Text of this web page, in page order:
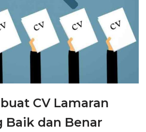
CV Lamaran
Baik dan Benar